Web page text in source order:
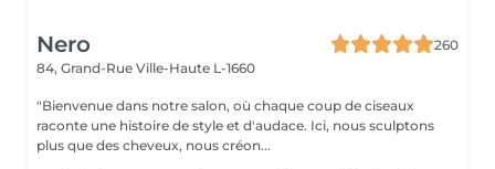
Nero
260
84, Grand-Rue Ville-Haute L-1660
"Bienvenue dans notre salon, où chaque coup de ciseaux
raconte une histoire de style et d'audace. Ici, nous sculptons
plus que des cheveux, nous créon...